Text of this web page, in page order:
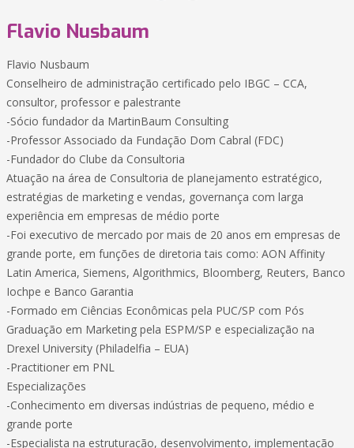
Flavio Nusbaum
Flavio Nusbaum
Conselheiro de administração certificado pelo IBGC – CCA,
consultor, professor e palestrante
-Sócio fundador da MartinBaum Consulting
-Professor Associado da Fundação Dom Cabral (FDC)
-Fundador do Clube da Consultoria
Atuação na área de Consultoria de planejamento estratégico,
estratégias de marketing e vendas, governança com larga
experiência em empresas de médio porte
-Foi executivo de mercado por mais de 20 anos em empresas de
grande porte, em funções de diretoria tais como: AON Affinity
Latin America, Siemens, Algorithmics, Bloomberg, Reuters, Banco
Iochpe e Banco Garantia
-Formado em Ciências Econômicas pela PUC/SP com Pós
Graduação em Marketing pela ESPM/SP e especialização na
Drexel University (Philadelfia – EUA)
-Practitioner em PNL
Especializações
-Conhecimento em diversas indústrias de pequeno, médio e
grande porte
-Especialista na estruturação, desenvolvimento, implementação